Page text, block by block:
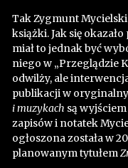
Tak Zygmunt
książki. Jak się
miał to jednak być
niego w „Przeglądzie
odwilży, ale
publikacji w
i muzykach są
zapisów i notatek
ogłoszona została w
planowanym tytułem